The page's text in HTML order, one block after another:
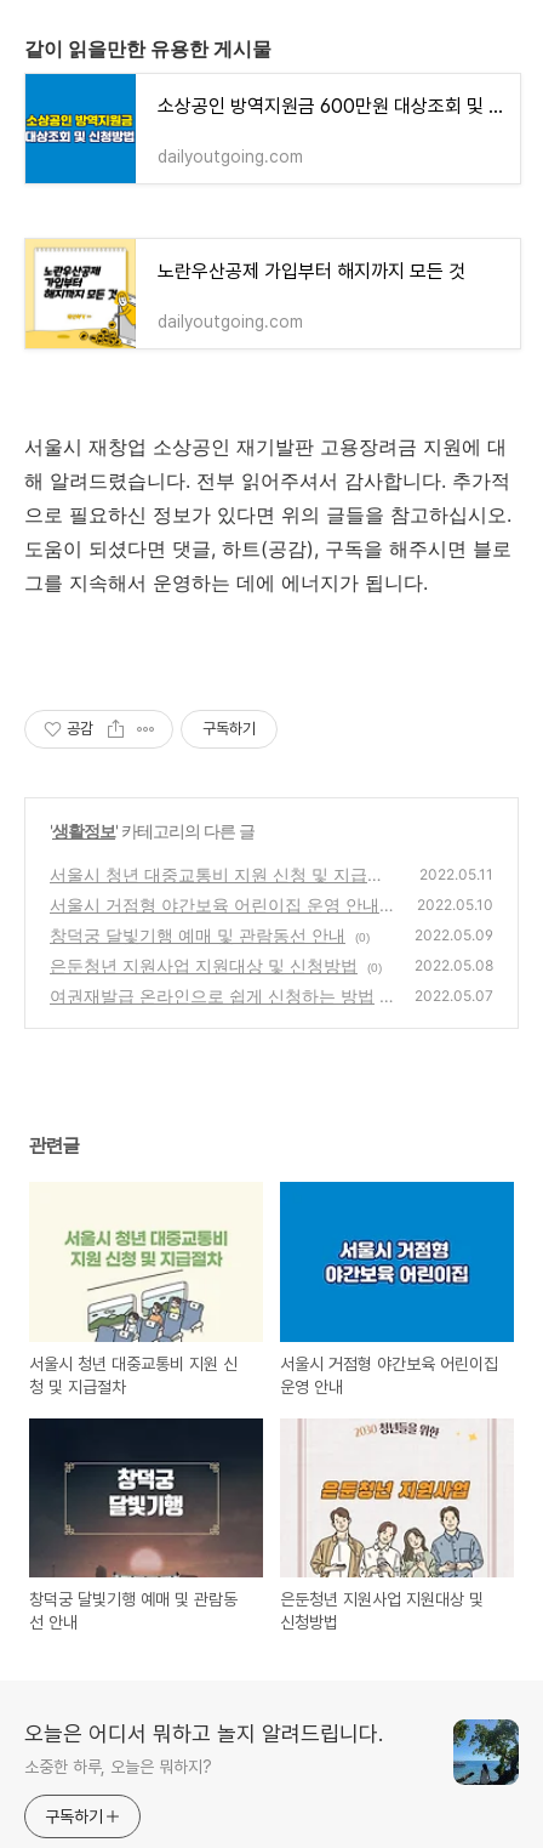
같이 읽을만한 유용한 게시물
소상공인 방역지원금 600만원 대상조회 및 신청방법
dailyoutgoing.com
노란우산공제 가입부터 해지까지 모든 것
dailyoutgoing.com
서울시 재창업 소상공인 재기발판 고용장려금 지원에 대
해 알려드렸습니다. 전부 읽어주셔서 감사합니다. 추가적
으로 필요하신 정보가 있다면 위의 글들을 참고하십시오.
도움이 되셨다면 댓글, 하트(공감), 구독을 해주시면 블로
그를 지속해서 운영하는 데에 에너지가 됩니다.
공감 구독하기
'생활정보' 카테고리의 다른 글
서울시 청년 대중교통비 지원 신청 및 지급절
차
(0)
2022.05.11
서울시 거점형 야간보육 어린이집 운영 안내
(1)
2022.05.10
창덕궁 달빛기행 예매 및 관람동선 안내 (0) 2022.05.09
은둔청년 지원사업 지원대상 및 신청방법 (0) 2022.05.08
여권재발급 온라인으로 쉽게 신청하는 방법 2022.05.07
관련글
서울시 청년 대중교통비 지원 신
청 및 지급절차
서울시 거점형 야간보육 어린이집
운영 안내
창덕궁 달빛기행 예매 및 관람동
선 안내
은둔청년 지원사업 지원대상 및
신청방법
오늘은 어디서 뭐하고 놀지 알려드립니다.
소중한 하루, 오늘은 뭐하지?
구독하기